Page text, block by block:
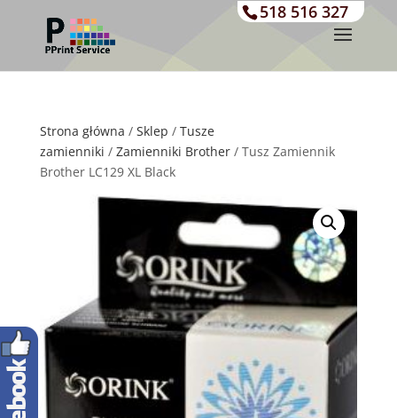
518 516 327
Strona główna / Sklep / Tusze
zamienniki / Zamienniki Brother/ Tusz Zamiennik
Brother LC129 XL Black